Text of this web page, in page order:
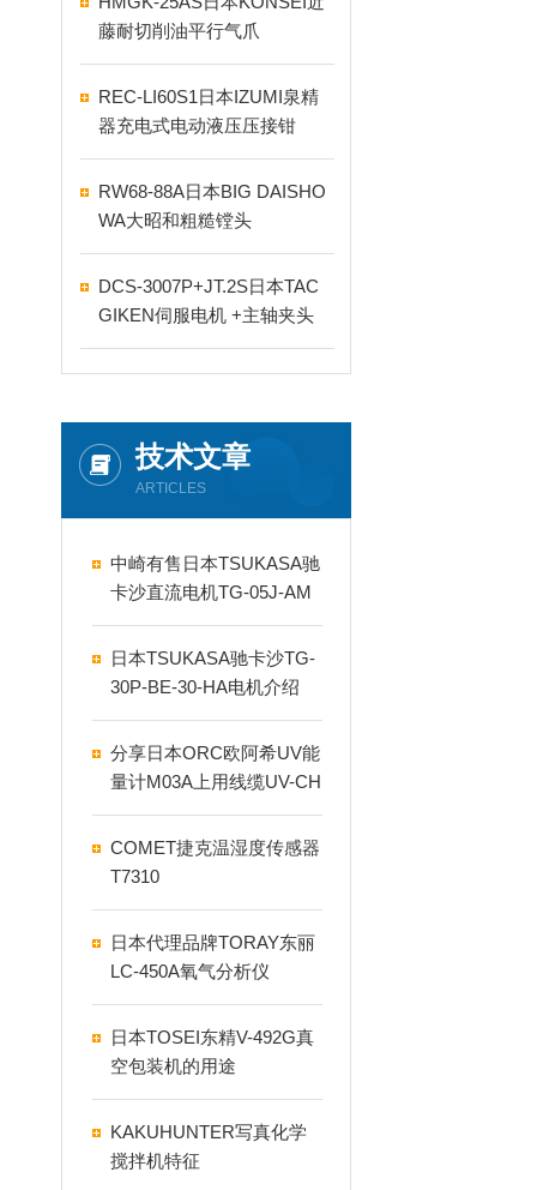
藤耐切削油平行气爪
REC-LI60S1日本IZUMI泉精
器充电式电动液压压接钳
RW68-88A日本BIG DAISHO
WA大昭和粗糙镗头
DCS-3007P+JT.2S日本TAC
GIKEN伺服电机 +主轴夹头
技术文章
ARTICLES
中崎有售日本TSUKASA驰
卡沙直流电机TG-05J-AM
D-500-KA
日本TSUKASA驰卡沙TG-
30P-BE-30-HA电机介绍
分享日本ORC欧阿希UV能
量计M03A上用线缆UV-CH
300-M03A
COMET捷克温湿度传感器
T7310
日本代理品牌TORAY东丽
LC-450A氧气分析仪
日本TOSEI东精V-492G真
空包装机的用途
KAKUHUNTER写真化学
搅拌机特征